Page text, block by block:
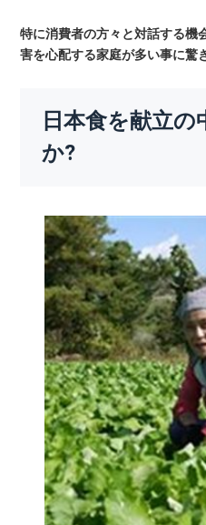
特に消費者の方々と対話する機
害を心配する家庭が多い事に驚
日本食を献立
か?